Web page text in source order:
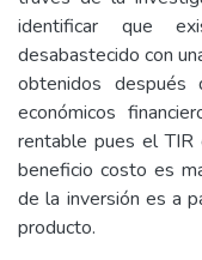
identificar que
desabastecido con
obtenidos después
económicos
rentable pues el
beneficio costo es
de la inversión es a
producto.